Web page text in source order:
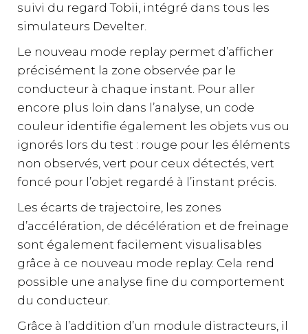
suivi du regard Tobii, intégré dans tous les
simulateurs Develter.
Le nouveau mode replay permet d’afficher
précisément la zone observée par le
conducteur à chaque instant. Pour aller
encore plus loin dans l’analyse, un code
couleur identifie également les objets vus ou
ignorés lors du test : rouge pour les éléments
non observés, vert pour ceux détectés, vert
foncé pour l’objet regardé à l’instant précis.
Les écarts de trajectoire, les zones
d’accélération, de décélération et de freinage
sont également facilement visualisables
grâce à ce nouveau mode replay. Cela rend
possible une analyse fine du comportement
du conducteur.
Grâce à l’addition d’un module distracteurs, il